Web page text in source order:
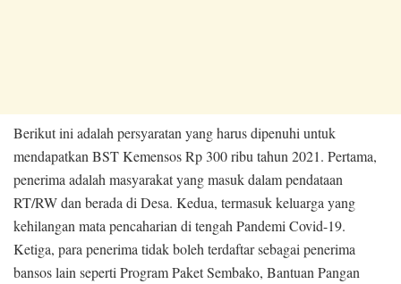
Berikut ini adalah persyaratan yang harus dipenuhi untuk
mendapatkan BST Kemensos Rp 300 ribu tahun 2021. Pertama,
penerima adalah masyarakat yang masuk dalam pendataan
RT/RW dan berada di Desa. Kedua, termasuk keluarga yang
kehilangan mata pencaharian di tengah Pandemi Covid-19.
Ketiga, para penerima tidak boleh terdaftar sebagai penerima
bansos lain seperti Program Paket Sembako, Bantuan Pangan